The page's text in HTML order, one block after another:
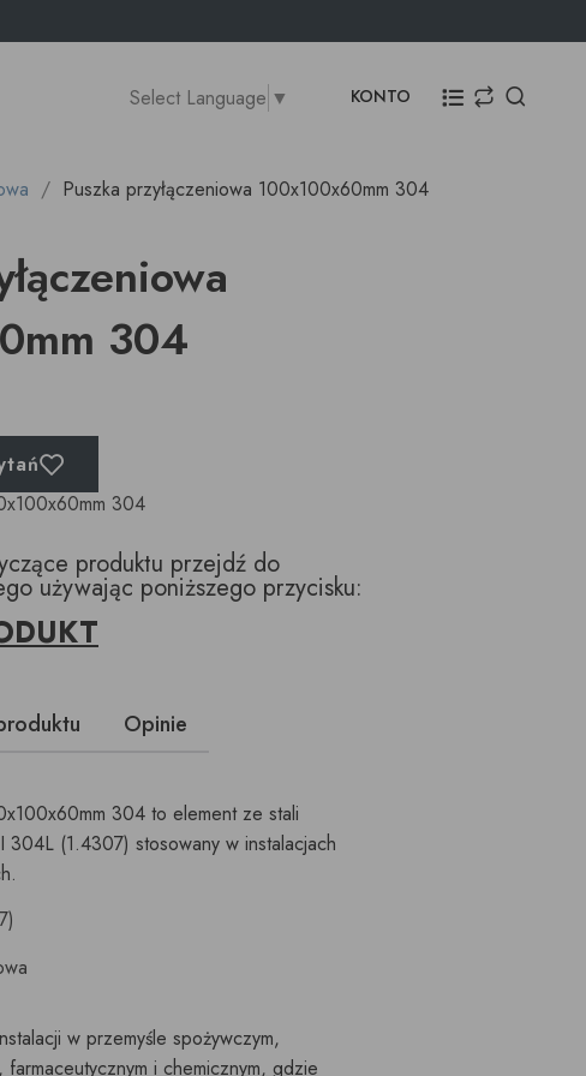
Select Language ▼ KONTO
Puszka przyłączeniowa 100x100x60mm 304
304
304
produktu przejdź do
używając poniższego przycisku:
Opinie
304 to element ze stali
304L (1.4307) stosowany w instalacjach
w przemyśle spożywczym,
i chemicznym, gdzie